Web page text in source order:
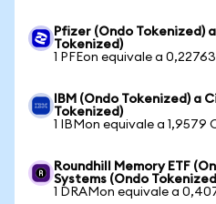
Pfizer (Ondo Tokenized)
Tokenized)
1 PFEon equivale a
IBM (Ondo Tokenized) a
Tokenized)
1 IBMon equivale a 1,9579
Roundhill Memory ETF
Systems (Ondo
1 DRAMon equivale a